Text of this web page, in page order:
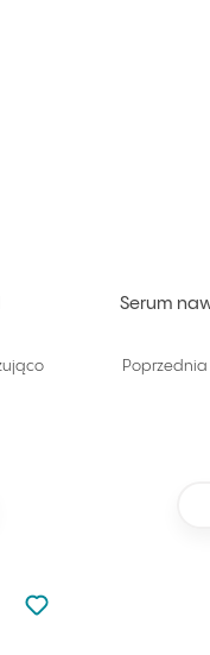
Serum
Nie dodano do
Dodaj do ulubionych